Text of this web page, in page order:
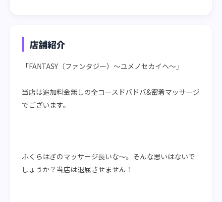
店舗紹介
「FANTASY（ファンタジー）〜ユメノセカイヘ〜」
当店は追加料金無しの全コースドバドバ&密着マッサージ
でございます。
ふくらはぎのマッサージ長いな〜。そんな思いはないで
しょうか？当店は退屈させません！